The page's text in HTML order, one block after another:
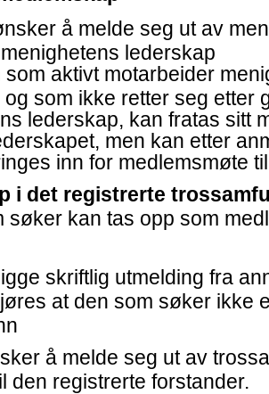
å melde seg ut av
lederskap
som aktivt motarbeider
og som ikke retter seg etter
lederskap, kan fratas sitt
men kan etter
inn for medlemsmøte
i det registrerte
søker kan tas opp som
skriftlig utmelding fra
at den som søker ikke
å melde seg ut av
den registrerte forstander.